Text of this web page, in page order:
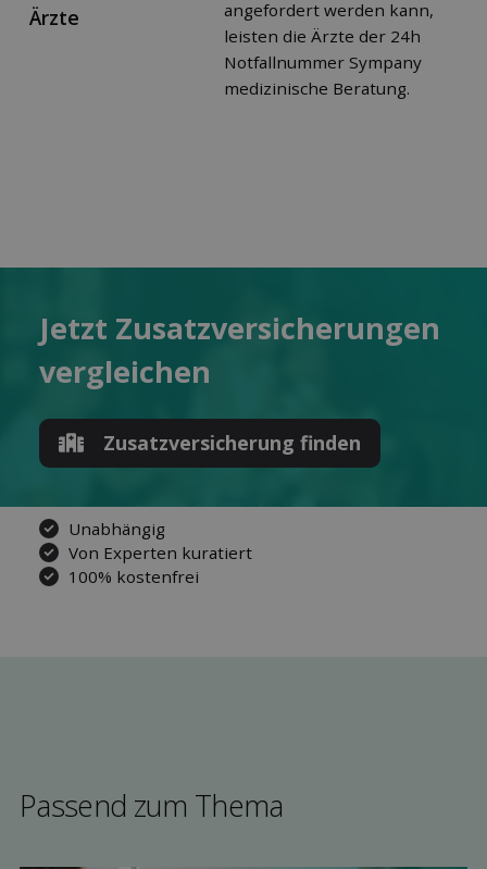
Ärzte
angefordert werden kann,
leisten die Ärzte der 24h
Notfallnummer Sympany
medizinische Beratung.
Jetzt Zusatz­versicherungen
ver­gleichen
Zusatz­versicherung finden
Unabhängig
Von Experten kuratiert
100% kostenfrei
Passend zum Thema